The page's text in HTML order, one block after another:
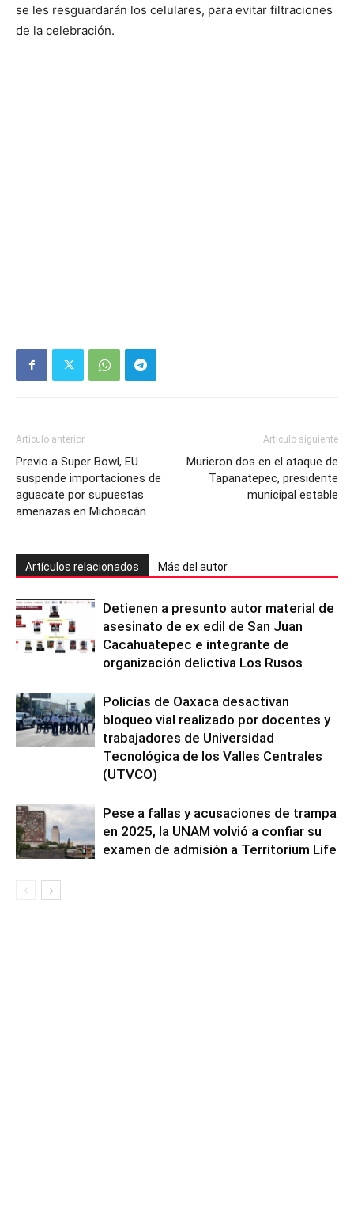
se les resguardarán los celulares, para evitar filtraciones
de la celebración.
Artículo anterior
Previo a Super Bowl, EU
suspende importaciones de
aguacate por supuestas
amenazas en Michoacán
Artículo siguiente
Murieron dos en el ataque de
Tapanatepec, presidente
municipal estable
Artículos relacionados Más del autor
Detienen a presunto autor material de
asesinato de ex edil de San Juan
Cacahuatepec e integrante de
organización delictiva Los Rusos
Policías de Oaxaca desactivan
bloqueo vial realizado por docentes y
trabajadores de Universidad
Tecnológica de los Valles Centrales
(UTVCO)
Pese a fallas y acusaciones de trampa
en 2025, la UNAM volvió a confiar su
examen de admisión a Territorium Life